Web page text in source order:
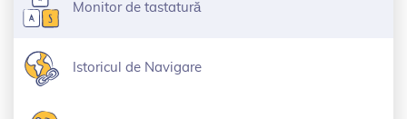
Monitor de tastatură
Istoricul de Navigare